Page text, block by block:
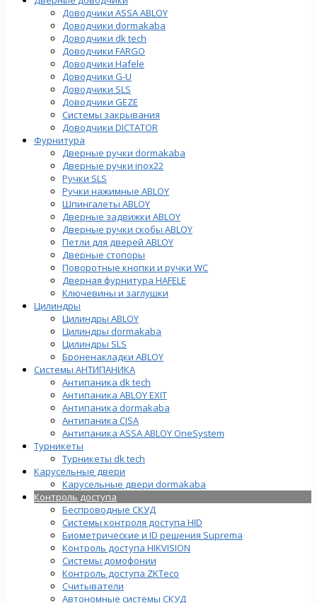
Доводчики ASSA ABLOY
Доводчики dormakaba
Доводчики dk tech
Доводчики FARGO
Доводчики Hafele
Доводчики G-U
Доводчики SLS
Доводчики GEZE
Cистемы закрывания
Доводчики DICTATOR
Фурнитура
Дверные ручки dormakaba
Дверные ручки inox22
Ручки SLS
Ручки нажимные ABLOY
Шпингалеты ABLOY
Дверные задвижки ABLOY
Дверные ручки скобы ABLOY
Петли для дверей ABLOY
Дверные стопоры
Поворотные кнопки и ручки WC
Дверная фурнитура HAFELE
Ключевины и заглушки
Цилиндры
Цилиндры ABLOY
Цилиндры dormakaba
Цилиндры SLS
Броненакладки ABLOY
Системы АНТИПАНИКА
Антипаника dk tech
Антипаника ABLOY EXIT
Антипаника dormakaba
Антипаника СISA
Антипаника ASSA ABLOY OneSystem
Турникеты
Турникеты dk tech
Карусельные двери
Карусельные двери dormakaba
Контроль доступа
Беспроводные СКУД
Системы контроля доступа HID
Биометрические и ID решения Suprema
Контроль доступа HIKVISION
Системы домофонии
Контроль доступа ZKTeco
Считыватели
Автономные системы СКУД